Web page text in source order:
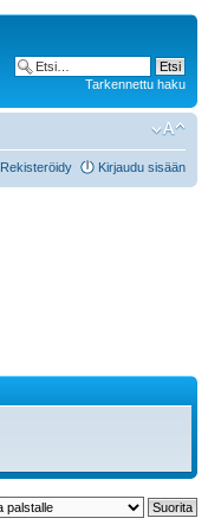
Tarkennettu haku
Rekisteröidy Kirjaudu sisään